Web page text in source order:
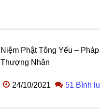
Niệm Phật Tông Yếu –
Thượng Nhân
24/10/2021 51 Bình